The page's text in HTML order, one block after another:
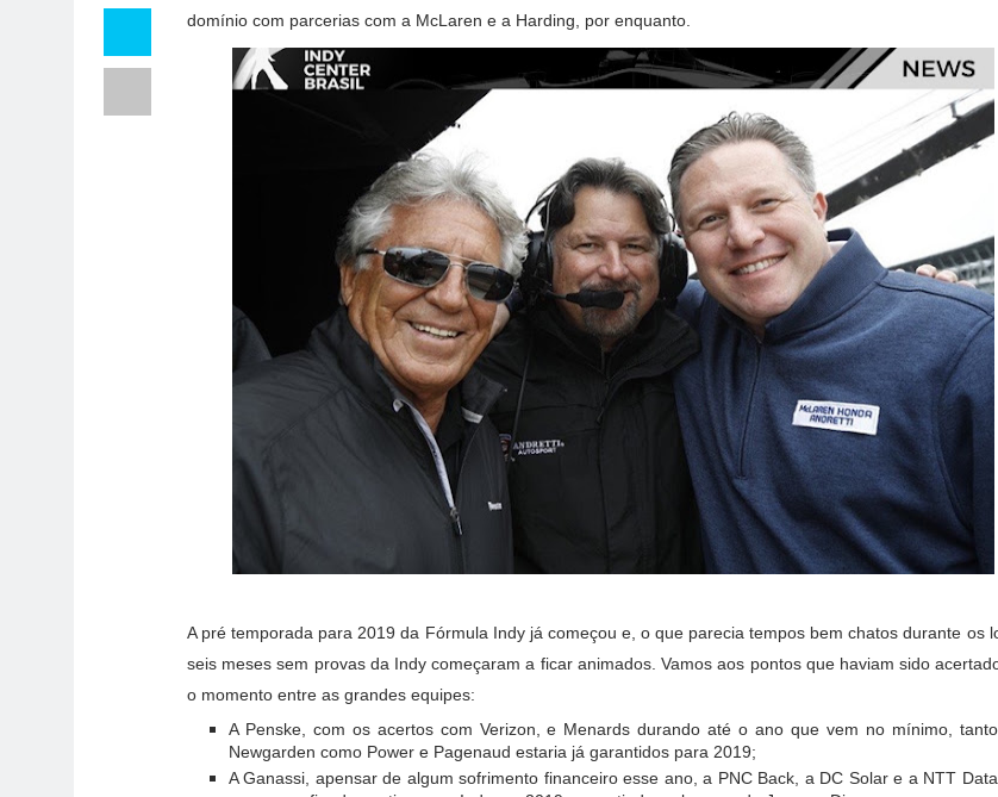
domínio com parcerias com a McLaren e a Harding, por enquanto.
A pré temporada para 2019 da Fórmula Indy já começou e, o que parecia tempos bem chatos durante os
seis meses sem provas da Indy começaram a ficar animados. Vamos aos pontos que haviam sido
o momento entre as grandes equipes:
A Penske, com os acertos com Verizon, e Menards durando até o ano que vem no mínimo, tanto
Newgarden como Power e Pagenaud estaria já garantidos para 2019;
A Ganassi, apensar de algum sofrimento financeiro esse ano, a PNC Back, a DC Solar e a NTT Data